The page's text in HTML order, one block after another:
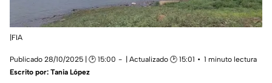
|FIA
Publicado 28/10/2025 | 🕑 15:00 | Actualizado 🕑 15:01
1 minuto lectura
Escrito por: Tania López